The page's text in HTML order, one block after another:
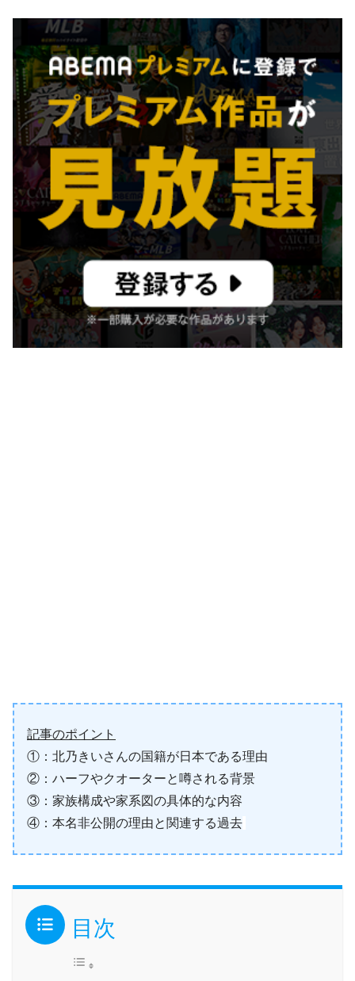
記事のポイント
①：北乃きいさんの国籍が日本である理由
②：ハーフやクオーターと噂される背景
③：家族構成や家系図の具体的な内容
④：本名非公開の理由と関連する過去
目次